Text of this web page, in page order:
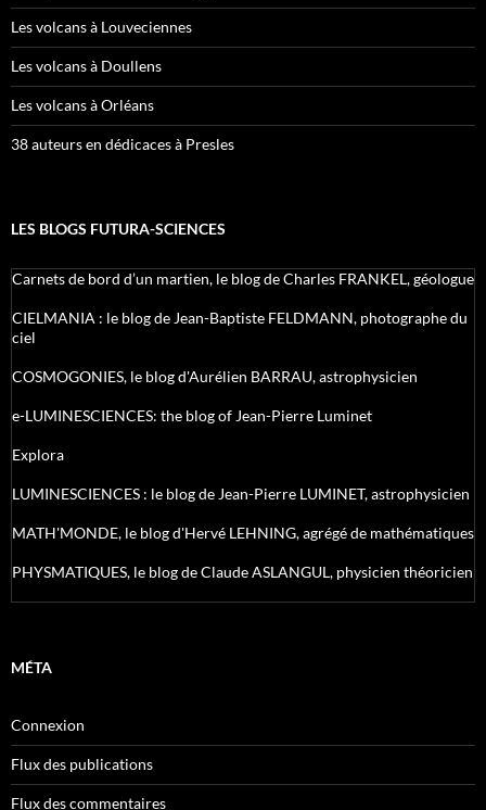
Les volcans à Louveciennes
Les volcans à Doullens
Les volcans à Orléans
38 auteurs en dédicaces à Presles
LES BLOGS FUTURA-SCIENCES
Carnets de bord d’un martien, le blog de Charles FRANKEL, géologue
CIELMANIA : le blog de Jean-Baptiste FELDMANN, photographe du
ciel
COSMOGONIES, le blog d'Aurélien BARRAU, astrophysicien
e-LUMINESCIENCES: the blog of Jean-Pierre Luminet
Explora
LUMINESCIENCES : le blog de Jean-Pierre LUMINET, astrophysicien
MATH'MONDE, le blog d'Hervé LEHNING, agrégé de mathématiques
PHYSMATIQUES, le blog de Claude ASLANGUL, physicien théoricien
MÉTA
Connexion
Flux des publications
Flux des commentaires